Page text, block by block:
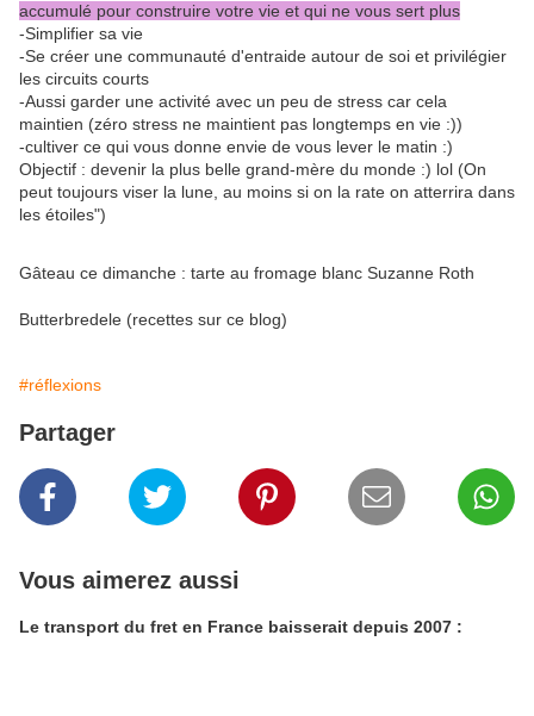
accumulé pour construire votre vie et qui ne vous sert plus
-Simplifier sa vie
-Se créer une communauté d'entraide autour de soi et privilégier
les circuits courts
-Aussi garder une activité avec un peu de stress car cela
maintien (zéro stress ne maintient pas longtemps en vie :))
-cultiver ce qui vous donne envie de vous lever le matin :)
Objectif : devenir la plus belle grand-mère du monde :) lol (On
peut toujours viser la lune, au moins si on la rate on atterrira dans
les étoiles")
Gâteau ce dimanche : tarte au fromage blanc Suzanne Roth
Butterbredele (recettes sur ce blog)
#réflexions
Partager
Vous aimerez aussi
Le transport du fret en France baisserait depuis 2007 :